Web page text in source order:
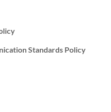
Standards Policy